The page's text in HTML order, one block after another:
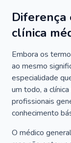
clínica
Embora os
ao mesmo
especialidade
um todo, a
profissionais
conhecimento
O médico